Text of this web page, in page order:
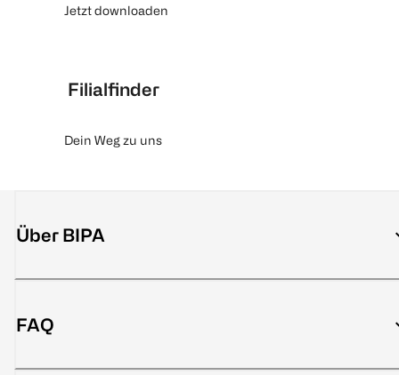
Jetzt downloaden
Filialfinder
Dein Weg zu uns
Über BIPA
FAQ